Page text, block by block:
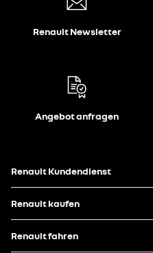
Renault Newsletter
Angebot anfragen
Renault Kundendienst
Renault kaufen
Renault fahren